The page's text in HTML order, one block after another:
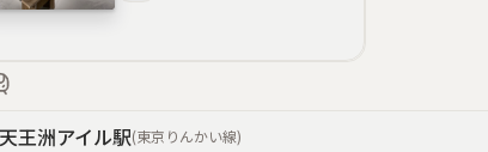
天王洲アイル駅(東京りんかい線)